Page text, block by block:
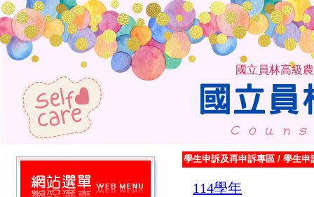
國立員林高級
學生申訴及再申訴專區 / 學生申
114學年